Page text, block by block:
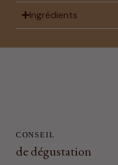
Ingrédients
CONSEIL
de dégustation